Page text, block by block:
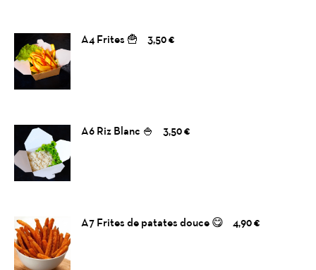
A4 Frites 🍟 3,50 €
A6 Riz Blanc 🍚 3,50 €
A7 Frites de patates douce 😋 4,90 €